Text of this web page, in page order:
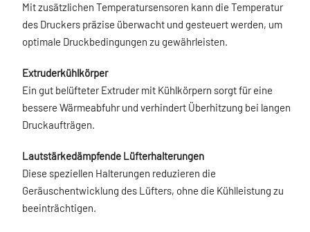
Mit zusätzlichen Temperatursensoren kann die Temperatur
des Druckers präzise überwacht und gesteuert werden, um
optimale Druckbedingungen zu gewährleisten.
Extruderkühlkörper
Ein gut belüfteter Extruder mit Kühlkörpern sorgt für eine
bessere Wärmeabfuhr und verhindert Überhitzung bei langen
Druckaufträgen.
Lautstärkedämpfende Lüfterhalterungen
Diese speziellen Halterungen reduzieren die
Geräuschentwicklung des Lüfters, ohne die Kühlleistung zu
beeinträchtigen.